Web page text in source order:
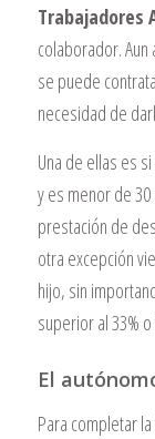
Trabajadores
colaborador.
se puede
necesidad de
Una de ellas es
y es menor de
prestación de
otra excepción
hijo, sin
superior al 33%
El
Para completar